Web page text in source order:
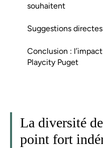
souhaitent
Suggestions
Conclusion :
Playcity Puget
La diversité
point fort